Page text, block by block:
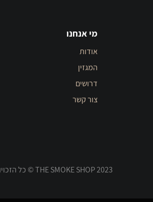
מי אנחנו
אודות
המגזין
דרושים
צור קשר
THE SMOKE SHOP 2023 © כל הזכויות שמורות.